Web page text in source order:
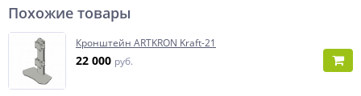
Похожие товары
Кронштейн ARTKRON Kraft-21
22 000 руб.